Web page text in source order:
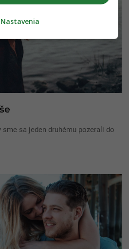
sme sa jeden druhému pozerali do
Nastavenia